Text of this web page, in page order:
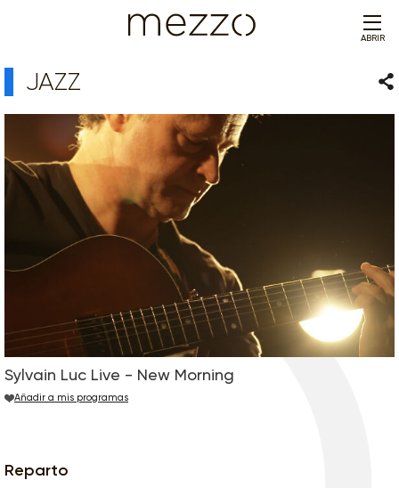
ABRIR
JAZZ
Sylvain Luc Live - New Morning
Añadir a mis programas
Reparto